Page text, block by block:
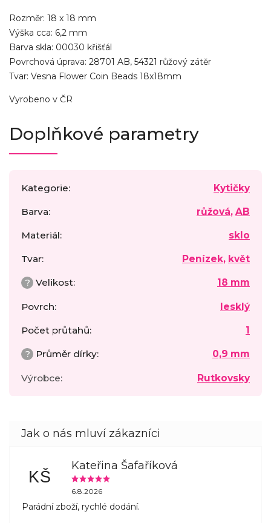
Rozměr: 18 x 18 mm
Výška cca: 6,2 mm
Barva skla: 00030 křišťál
Povrchová úprava: 28701 AB, 54321 růžový zátěr
Tvar: Vesna Flower Coin Beads 18x18mm
Vyrobeno v ČR
Doplňkové parametry
Kategorie: Kytičky
Barva: růžová, AB
Materiál: sklo
Tvar: Penízek, květ
? Velikost: 18 mm
Povrch: lesklý
Počet průtahů: 1
? Průměr dírky: 0,9 mm
Výrobce: Rutkovsky
KŠ
Kateřina Šafaříková
6.8.2026
Parádní zboží, rychlé dodání.